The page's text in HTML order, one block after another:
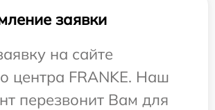
заявки
на сайте
центра FRANKE. Наш
перезвонит Вам для